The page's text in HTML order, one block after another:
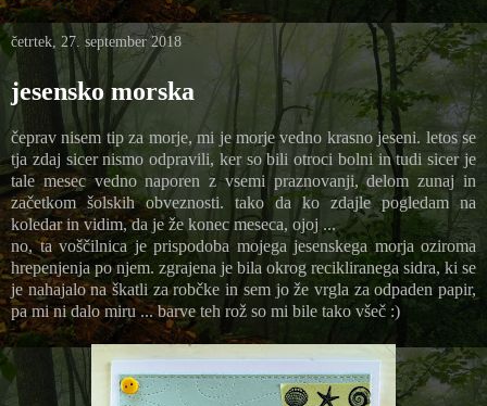
četrtek, 27. september 2018
jesensko morska
čeprav nisem tip za morje, mi je morje vedno krasno jeseni. letos se
tja zdaj sicer nismo odpravili, ker so bili otroci bolni in tudi sicer je
tale mesec vedno naporen z vsemi praznovanji, delom zunaj in
začetkom šolskih obveznosti. tako da ko zdajle pogledam na
koledar in vidim, da je že konec meseca, ojoj ...
no, ta voščilnica je prispodoba mojega jesenskega morja oziroma
hrepenjenja po njem. zgrajena je bila okrog recikliranega sidra, ki se
je nahajalo na škatli za robčke in sem jo že vrgla za odpaden papir,
pa mi ni dalo miru ... barve teh rož so mi bile tako všeč :)